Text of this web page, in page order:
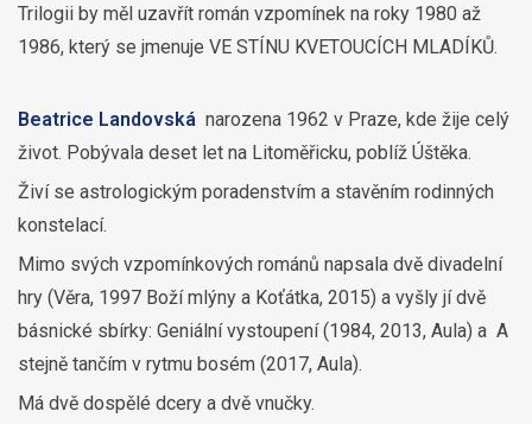
Trilogii by měl uzavřít román vzpomínek na roky 1980 až
1986, který se jmenuje VE STÍNU KVETOUCÍCH MLADÍKŮ.
Beatrice Landovská narozena 1962 v Praze, kde žije celý
život. Pobývala deset let na Litoměřicku, poblíž Úštěka.
Živí se astrologickým poradenstvím a stavěním rodinných
konstelací.
Mimo svých vzpomínkových románů napsala dvě divadelní
hry (Věra, 1997 Boží mlýny a Koťátka, 2015) a vyšly jí dvě
básnické sbírky: Geniální vystoupení (1984, 2013, Aula) a A
stejně tančím v rytmu bosém (2017, Aula).
Má dvě dospělé dcery a dvě vnučky.